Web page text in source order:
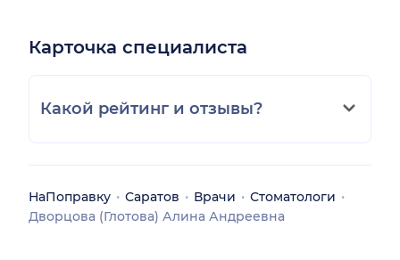
Карточка специалиста
Какой рейтинг и отзывы?
НаПоправку Саратов Врачи
Стоматологи
Дворцова (Глотова) Алина Андреевна